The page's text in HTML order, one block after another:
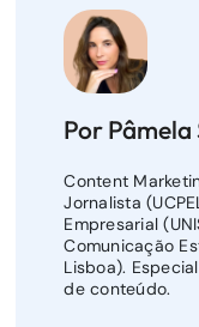
Por
Content
Jornalista
Empresarial
Comunicação
Lisboa).
de conteúdo.